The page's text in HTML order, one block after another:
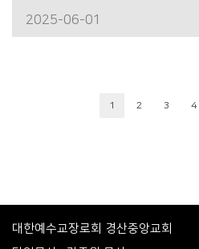
2025-06-01
1 2 3 4
대한예수교장로회 경산중앙교회